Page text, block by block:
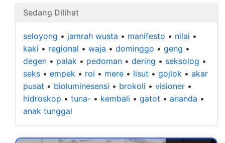
Sedang Dilihat
seloyong • jamrah wusta • manifesto • nilai •
kaki • regional • waja • dominggo • geng •
degen • palak • pedoman • dering • seksolog •
seks • empek • roi • mere • lisut • gojlok • akar
pusat • bioluminesensi • brokoli • visioner •
hidroskop • tuna- • kembali • gatot • ananda •
anak tunggal